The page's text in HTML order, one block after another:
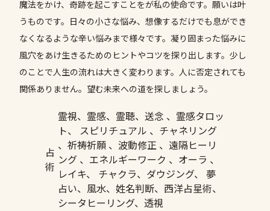
魔法をかけ、奇跡を起こすことをが私の使命です。願いは叶
うものです。日々の小さな悩み、想像するだけでも息ができ
なくなるような辛い悩みまで様々です。凝り固まった悩みに
風穴をあけ生きるためのヒントやコツを探り出します。少し
のことで人生の流れは大きく変わります。人に否定されても
関係ありません。望む未来への道を探しましょう。
占
術
霊視、霊感、霊聴、送念 、霊感タロッ
ト、 スピリチュアル 、チャネリング
、祈祷祈願 、波動修正 、遠隔ヒーリ
ング 、エネルギーワーク 、オーラ 、
レイキ、 チャクラ、ダウジング、 夢
占い、風水、姓名判断、西洋占星術、
シータヒーリング、透視